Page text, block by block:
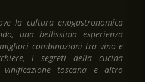
la cultura enogastronomica
una bellissima esperienza
combinazioni tra vino e
i segreti della cucina
toscana e altro